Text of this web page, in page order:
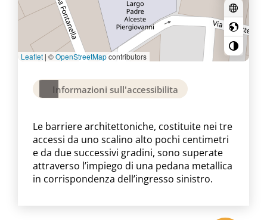
Leaflet | ©OpenStreetMapcontributors
Informazioni sull'accessibilita
Le barriere architettoniche, costituite nei tre
accessi da uno scalino alto pochi centimetri
e da due successivi gradini, sono superate
attraverso l’impiego di una pedana metallica
in corrispondenza dell’ingresso sinistro.